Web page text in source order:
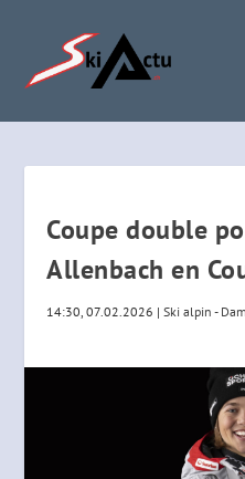
Coupe double
Allenbach en
14:30, 07.02.2026 |Ski alpin -